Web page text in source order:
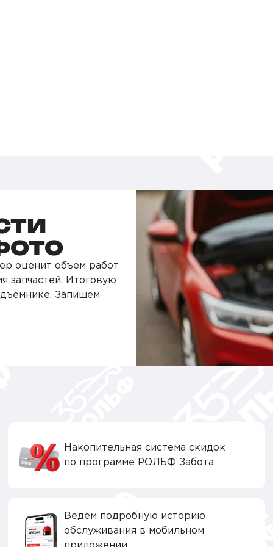
оценит объем работ
запчастей. Итоговую
Запишем
Накопительная система скидок
по программе РОЛЬФ Забота
Ведём подробную историю
обслуживания в мобильном